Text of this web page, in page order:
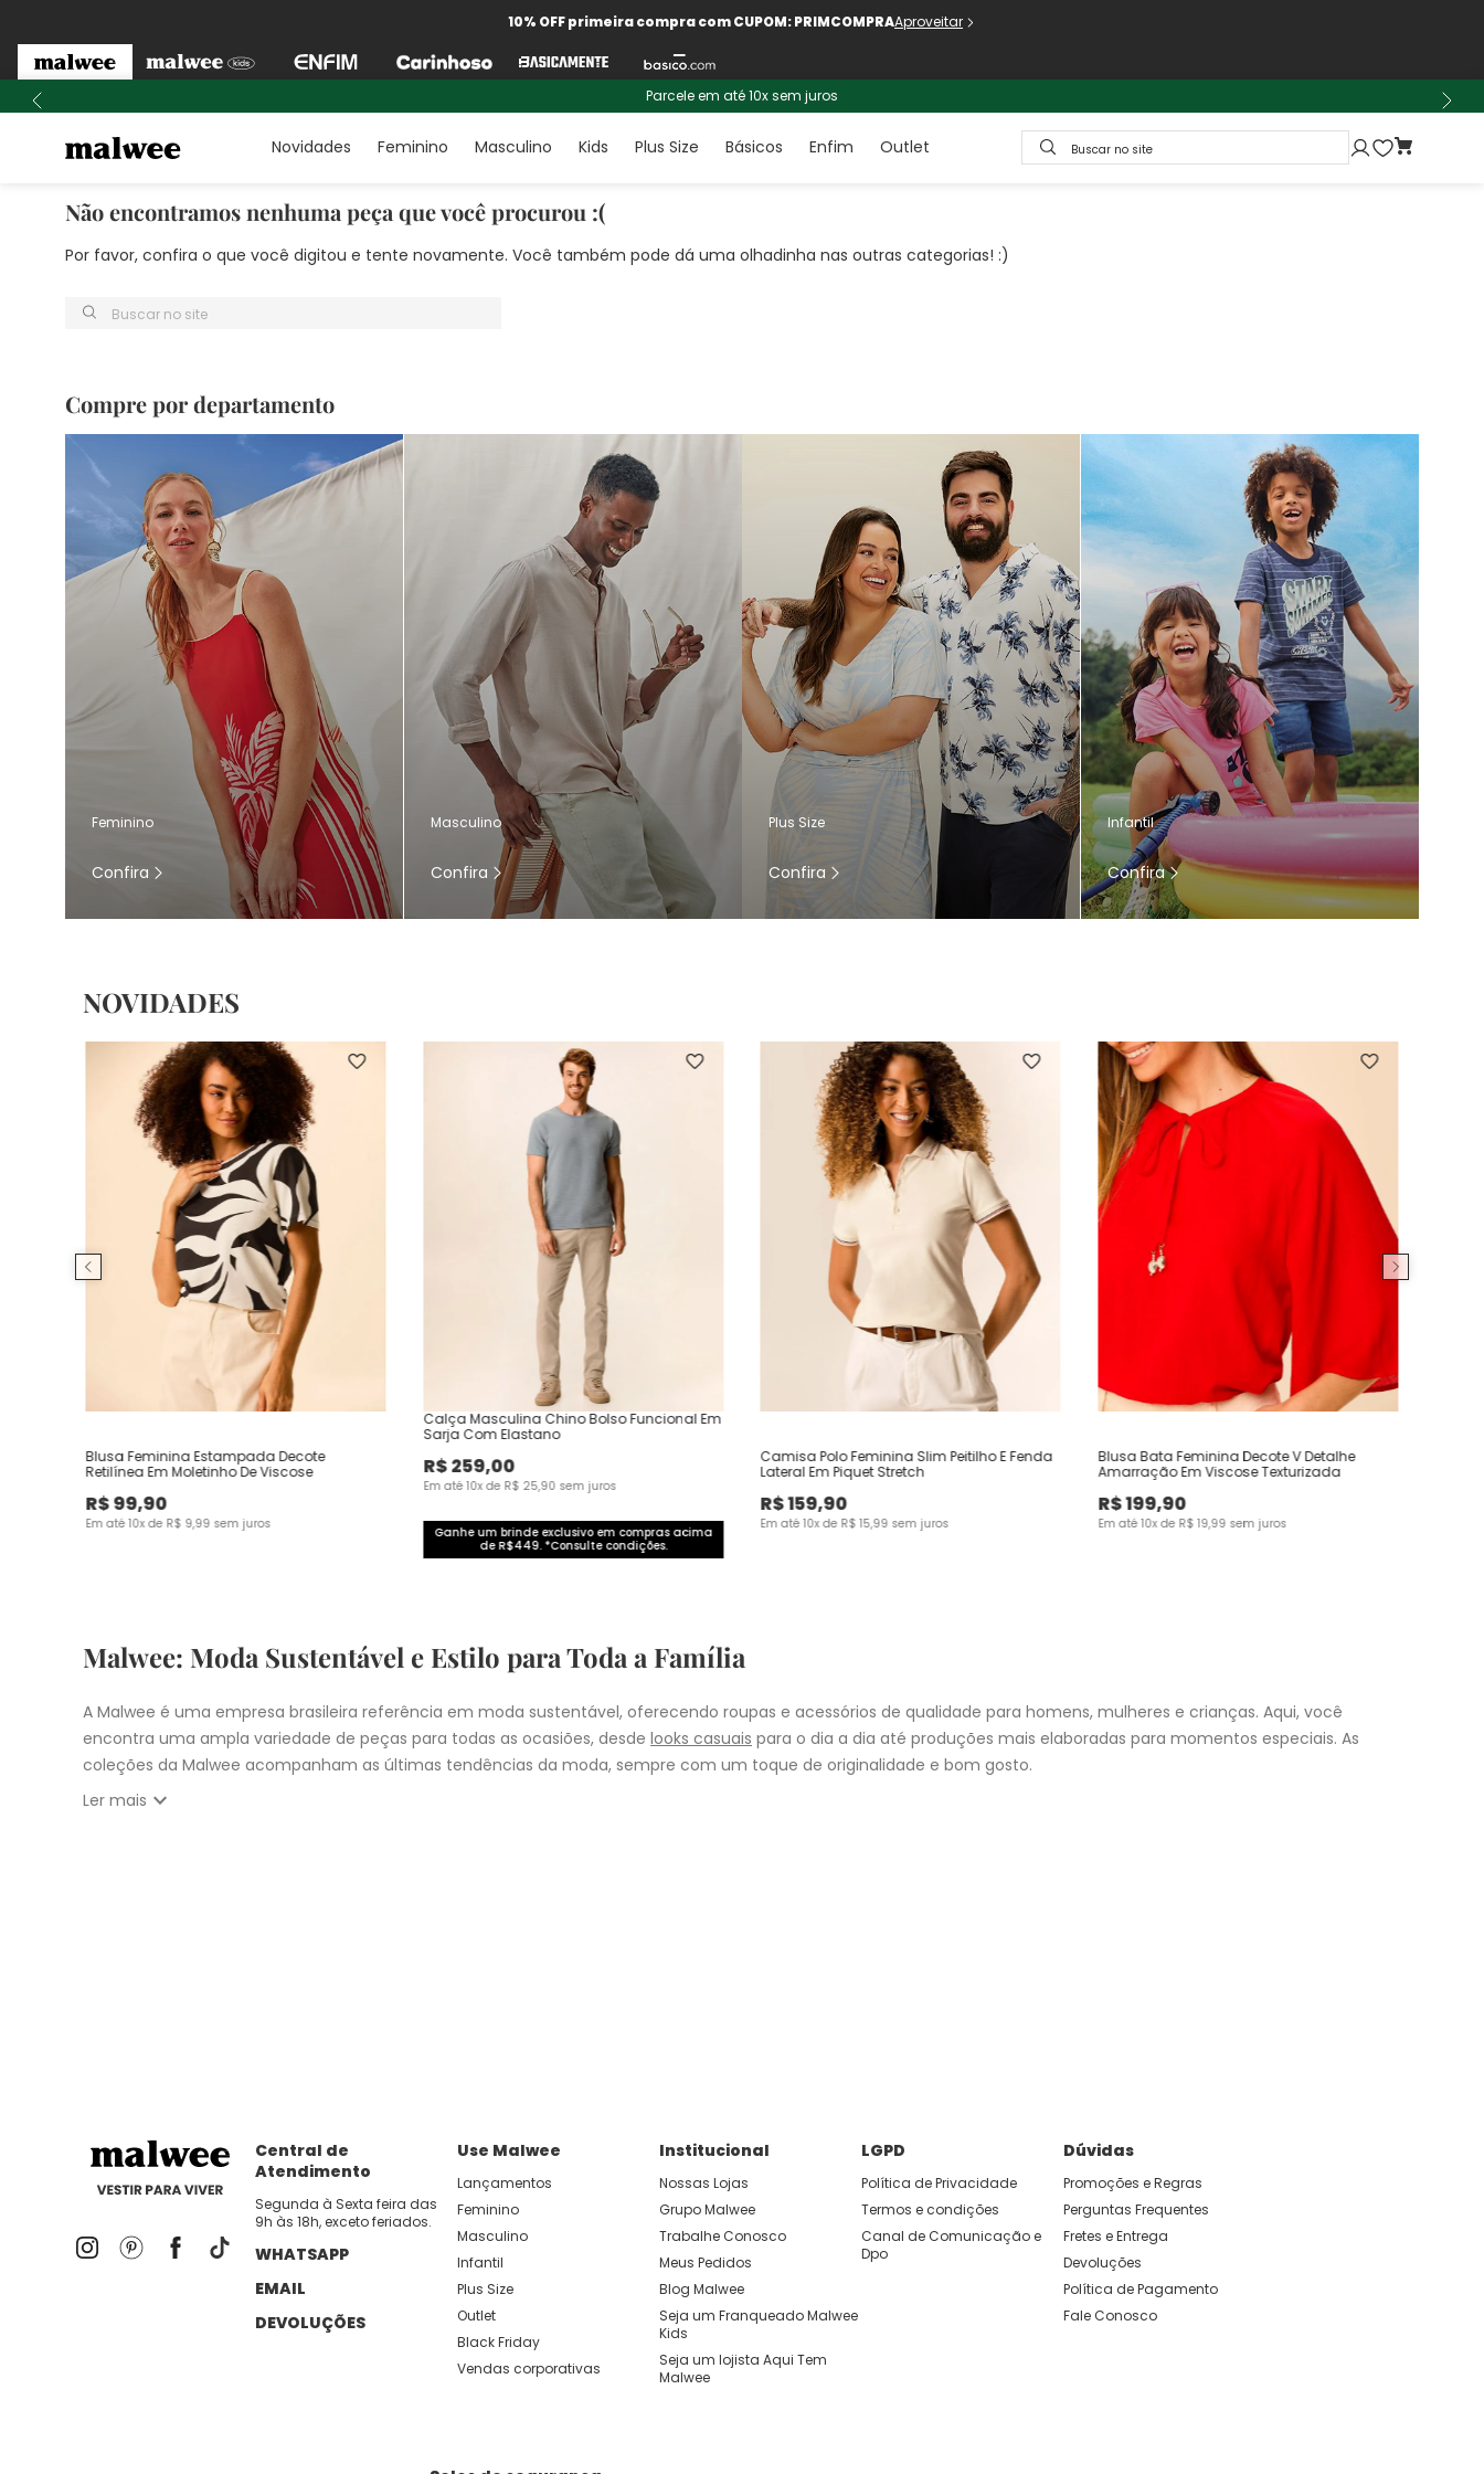
10% OFF primeira compra com CUPOM: PRIMCOMPRAAproveitar
Parcele em até 10x sem juros
Novidades Feminino Masculino Kids Plus Size Básicos Enfim Outlet Buscar no site
Não encontramos nenhuma peça que você procurou :(
Por favor, confira o que você digitou e tente novamente. Você também pode dá uma olhadinha nas outras categorias! :)
Buscar no site
Compre por departamento
Feminino
Confira
Masculino
Confira
Plus Size
Confira
Infantil
Confira
NOVIDADES
Blusa Feminina Estampada Decote
Retilínea Em Moletinho De Viscose
R$99,90
Em até10x de R$ 9,99 sem juros
Calça Masculina Chino Bolso Funcional Em
Sarja Com Elastano
R$259,00
Em até10x de R$ 25,90 sem juros
Ganhe um brinde exclusivo em compras acima
de R$449. *Consulte condições.
Camisa Polo Feminina Slim Peitilho E Fenda
Lateral Em Piquet Stretch
R$159,90
Em até10x de R$ 15,99 sem juros
Blusa Bata Feminina Decote V Detalhe
Amarração Em Viscose Texturizada
R$199,90
Em até10x de R$ 19,99 sem juros
Malwee: Moda Sustentável e Estilo para Toda a Família
A Malwee é uma empresa brasileira referência em moda sustentável, oferecendo roupas e acessórios de qualidade para homens, mulheres e crianças. Aqui, você
encontra uma ampla variedade de peças para todas as ocasiões, desde looks casuais para o dia a dia até produções mais elaboradas para momentos especiais. As
coleções da Malwee acompanham as últimas tendências da moda, sempre com um toque de originalidade e bom gosto.
Ler mais expand_more
Central de
Atendimento
Segunda à Sexta feira das
9h às 18h, exceto feriados.
WHATSAPP
EMAIL
DEVOLUÇÕES
Use Malwee
Lançamentos
Feminino
Masculino
Infantil
Plus Size
Outlet
Black Friday
Vendas corporativas
Institucional
Nossas Lojas
Grupo Malwee
Trabalhe Conosco
Meus Pedidos
Blog Malwee
Seja um Franqueado Malwee
Kids
Seja um lojista Aqui Tem
Malwee
LGPD
Política de Privacidade
Termos e condições
Canal de Comunicação e
Dpo
Dúvidas
Promoções e Regras
Perguntas Frequentes
Fretes e Entrega
Devoluções
Política de Pagamento
Fale Conosco